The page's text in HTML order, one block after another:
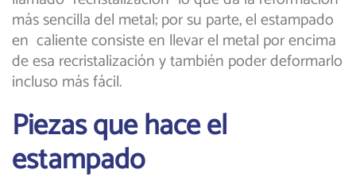
más sencilla del metal; por su parte, el estampado
en caliente consiste en llevar el metal por encima
de esa recristalización y también poder deformarlo
incluso más fácil.
Piezas que hace el
estampado